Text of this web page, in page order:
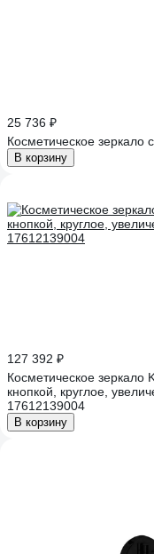
25 736 ₽
Косметическое зеркало
В корзину
127 392 ₽
Косметическое зеркало
кнопкой, круглое,
17612139004
В корзину